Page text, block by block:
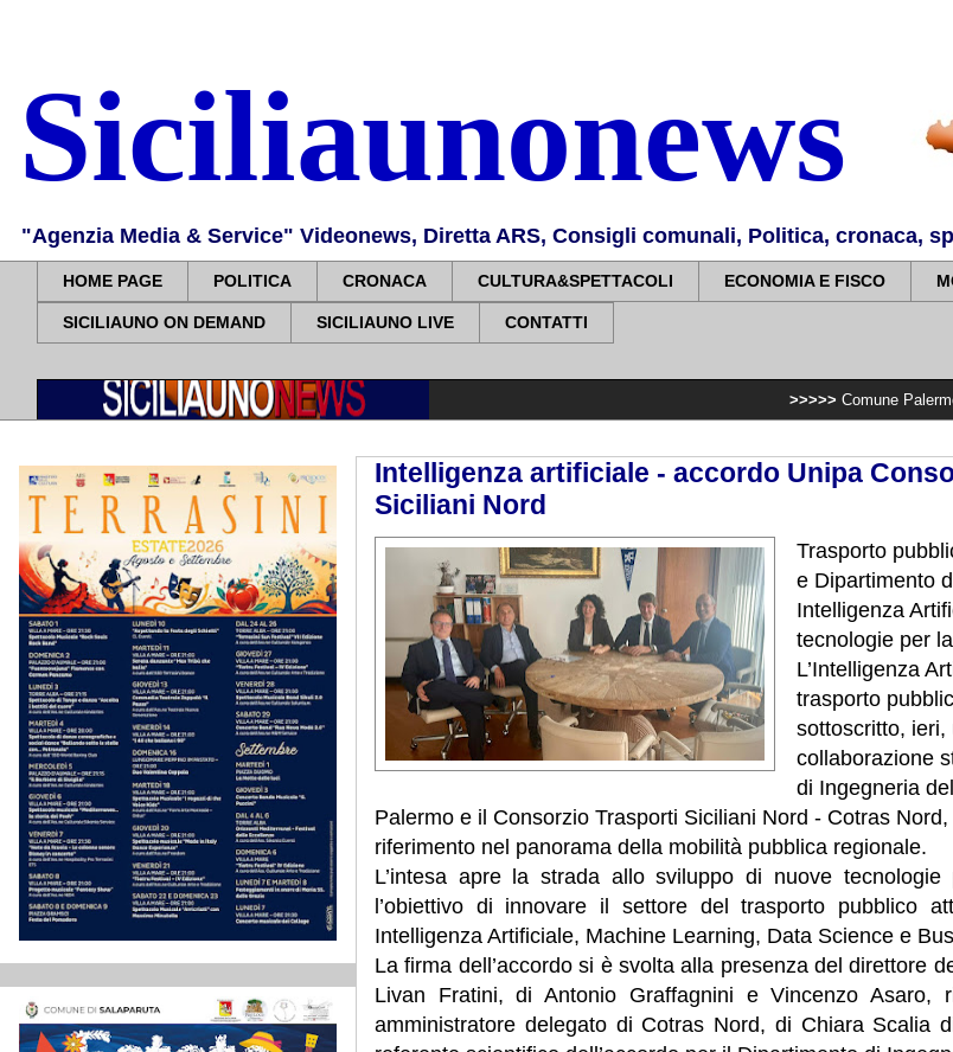
Siciliaunonews
"Agenzia Media & Service" Videonews, Diretta ARS, Consigli comunali, Politica, cronaca,
HOME PAGE POLITICA CRONACA CULTURA&SPETTACOLI ECONOMIA E FISCO
SICILIAUNO ON DEMAND SICILIAUNO LIVE CONTATTI
Comune Palermo: Villa
Intelligenza artificiale - accordo Unipa
Siciliani Nord
Trasporto
e Dipartimento
Intelligenza
tecnologie per
L’Intelligenza
trasporto
sottoscritto, ieri,
collaborazione
di Ingegneria
Palermo e il Consorzio Trasporti Siciliani Nord - Cotras
riferimento nel panorama della mobilità pubblica regionale.
L’intesa apre la strada allo sviluppo di nuove tecnologie
l’obiettivo di innovare il settore del trasporto pubblico
Intelligenza Artificiale, Machine Learning, Data Science e
La firma dell’accordo si è svolta alla presenza del direttore
Livan Fratini, di Antonio Graffagnini e Vincenzo Asaro,
amministratore delegato di Cotras Nord, di Chiara Scalia